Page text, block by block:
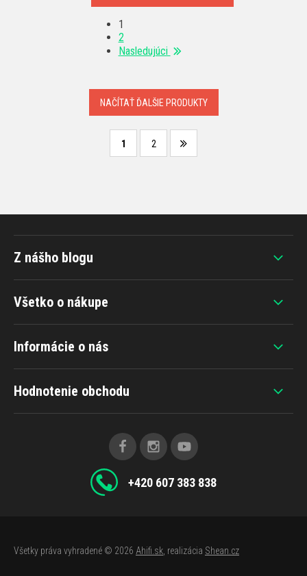
1
2
Nasledujúci
NAČÍTAŤ ĎALŠIE PRODUKTY
1 2
Všetko o nákupe
Informácie o nás
Hodnotenie obchodu
+420 607 383 838
Z nášho blogu
Všetky práva vyhradené © 2026 Ahifi.sk, realizácia Shean.cz